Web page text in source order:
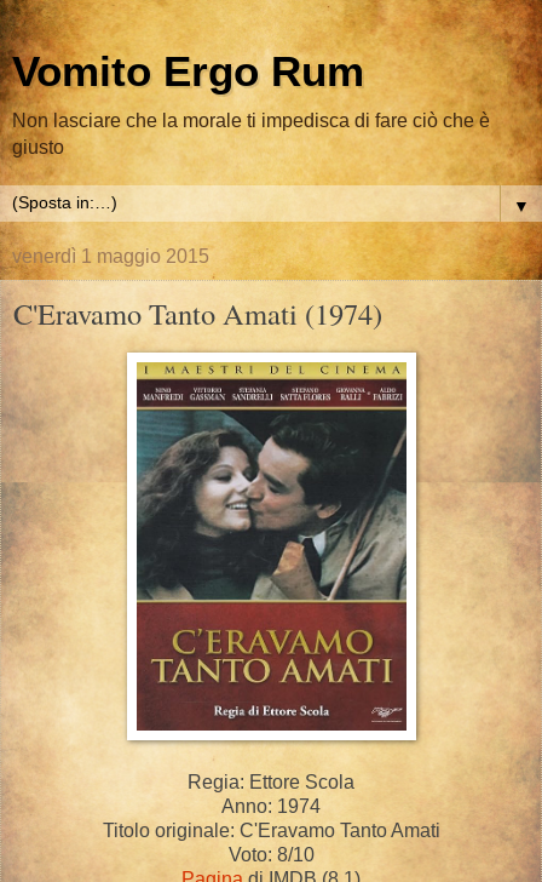
Vomito Ergo Rum
Non lasciare che la morale ti impedisca di fare ciò che è
giusto
▼
venerdì 1 maggio 2015
C'Eravamo Tanto Amati (1974)
Regia: Ettore Scola
Anno: 1974
Titolo originale: C'Eravamo Tanto Amati
Voto: 8/10